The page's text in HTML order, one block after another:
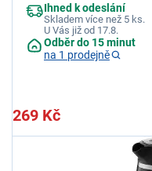
Ihned k odeslání
Skladem více než 5 ks.
U Vás již od 17.8.
Odběr do 15 minut
na 1 prodejně
269 Kč